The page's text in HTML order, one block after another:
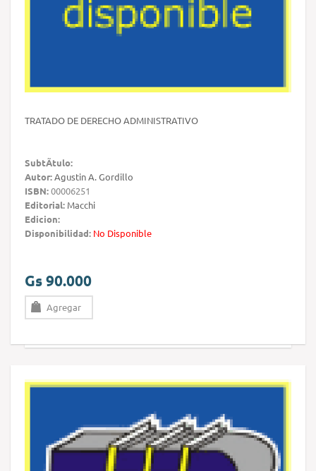
TRATADO DE DERECHO ADMINISTRATIVO
SubtÃ­tulo:
Autor:Agustin A. Gordillo
ISBN:00006251
Editorial: Macchi
Edicion:
Disponibilidad: No Disponible
Gs 90.000
Agregar